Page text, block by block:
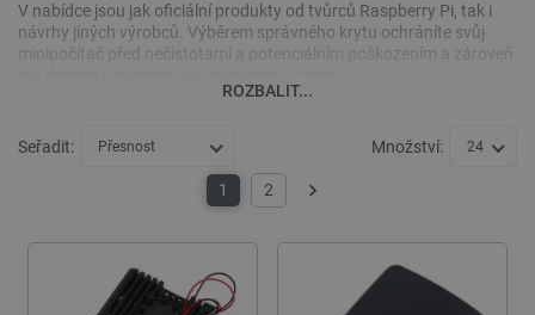
V nabídce jsou jak oficiální produkty od tvůrců Raspberry Pi, tak i
návrhy jiných výrobců. Výběrem správného krytu ochráníte svůj
minipočítač před nečistotami a potenciálním poškozením a zároveň
ROZBALIT...
Seřadit: Přesnost Množství: 24
1 2 Další